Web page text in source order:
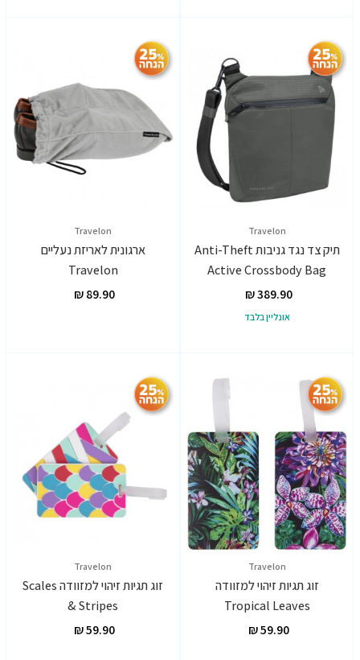
Travelon
תיק צד נגד גניבות Anti-Theft
Active Crossbody Bag
‏389.90 ₪
אונליין בלבד
Travelon
ארגונית לאריזת נעליים
Travelon
Travelon
זוג תגיות זיהוי למזוודה
Tropical Leaves
‏59.90 ₪
Travelon
זוג תגיות זיהוי למזוודה Scales
& Stripes